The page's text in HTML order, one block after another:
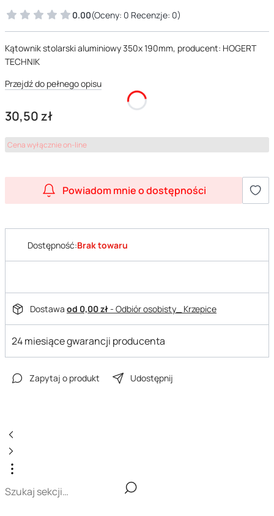
0.00(Oceny: 0 Recenzje: 0)
Kątownik stolarski aluminiowy 350x 190mm, producent: HOGERT
TECHNIK
Przejdź do pełnego opisu
Cena
30,50 zł
Cena wyłącznie on-line
Powiadom mnie o dostępności
Dostępność:Brak towaru
Dostawa od 0,00 zł- Odbiór osobisty_ Krzepice
24 miesiące gwarancji producenta
Zapytaj o produkt Udostępnij